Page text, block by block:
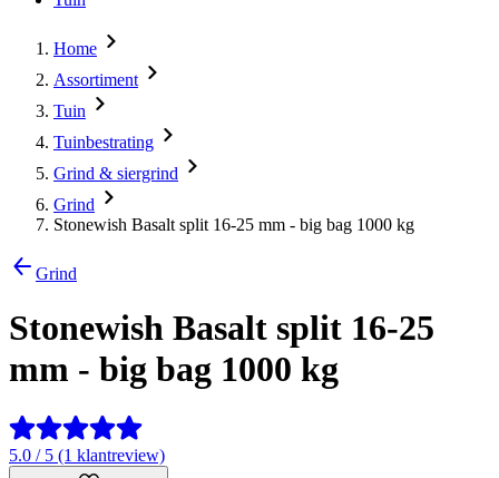
Home
Assortiment
Tuin
Tuinbestrating
Grind & siergrind
Grind
Stonewish Basalt split 16-25 mm - big bag 1000 kg
Grind
Stonewish Basalt split 16-25
mm - big bag 1000 kg
5.0 / 5 (1 klantreview)